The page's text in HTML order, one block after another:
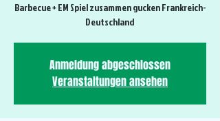
Barbecue + EM Spiel zusammen gucken Frankreich-
Deutschland
Anmeldung abgeschlossen
Veranstaltungen ansehen